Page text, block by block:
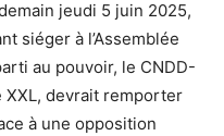
jeudi 5 juin 2025,
siéger à l’Assemblée
au pouvoir, le CNDD-
XXL, devrait remporter
à une opposition